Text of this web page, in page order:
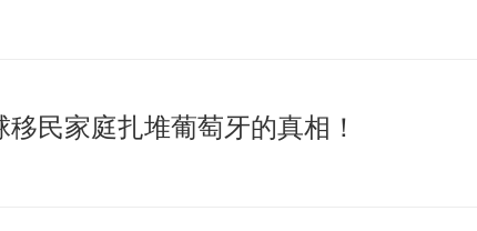
民家庭扎堆葡萄牙的真相！